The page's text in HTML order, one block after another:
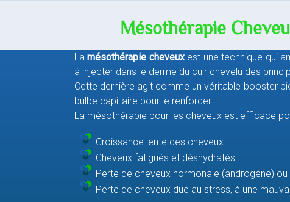
Mésothérapie
La mésothérapie cheveux est une technique qui
à injecter dans le derme du cuir chevelu des
Cette dernière agit comme un véritable booster
bulbe capillaire pour le renforcer.
La mésothérapie pour les cheveux est efficace
Croissance lente des cheveux
Cheveux fatigués et déshydratés
Perte de cheveux hormonale (androgène) ou
Perte de cheveux due au stress, à une